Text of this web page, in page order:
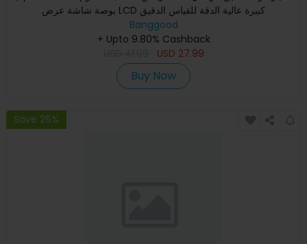
بوصة شاشة عرض LCD كبيرة عالية الدقة للقياس الدقيق
Banggood
+ Upto 9.80% Cashback
USD 27.99
Buy Now
Save 26%